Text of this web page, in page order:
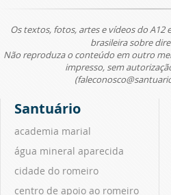
Os textos, fotos, artes e vídeos do A12
brasileira sobre
Não reproduza o conteúdo em outro
impresso, sem
Santuário
academia marial
água mineral aparecida
cidade do romeiro
centro de apoio ao romeiro